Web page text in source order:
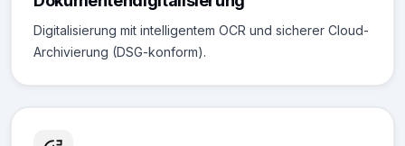
Digitalisierung mit intelligentem OCR und sicherer Cloud-
Archivierung (DSG-konform).